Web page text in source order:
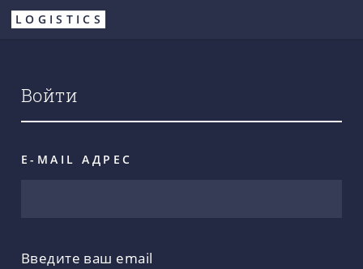
Перейти
LOGISTICS
Войти
E-MAIL АДРЕС
Введите ваш email